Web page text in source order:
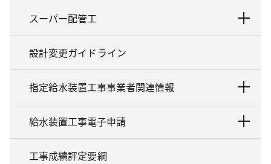
スーパー配管工
設計変更ガイドライン
指定給水装置工事事業者関連情報
給水装置工事電子申請
工事成績評定要綱